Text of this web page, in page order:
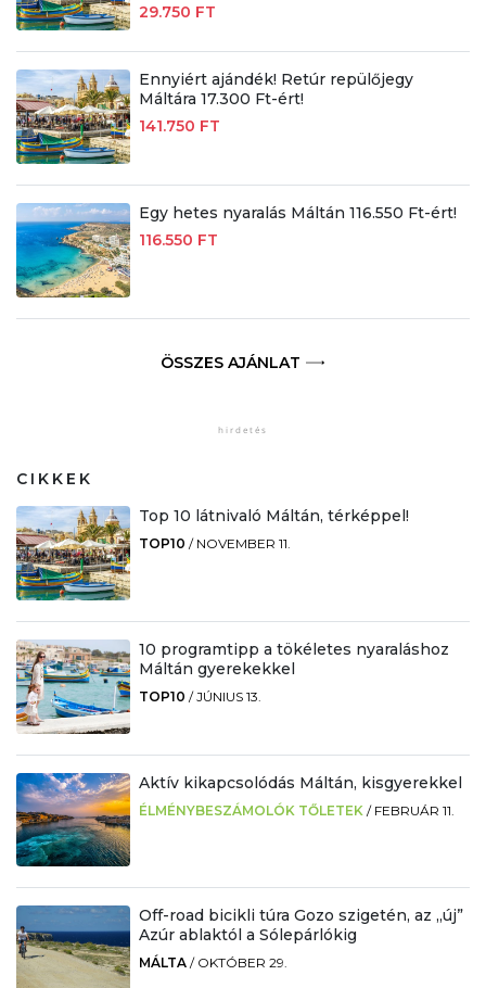
29.750 FT
Ennyiért ajándék! Retúr repülőjegy
Máltára 17.300 Ft-ért!
141.750 FT
Egy hetes nyaralás Máltán 116.550 Ft-ért!
116.550 FT
ÖSSZES AJÁNLAT
CIKKEK
Top 10 látnivaló Máltán, térképpel!
TOP10 / NOVEMBER 11.
10 programtipp a tökéletes nyaraláshoz
Máltán gyerekekkel
TOP10 /JÚNIUS 13.
Aktív kikapcsolódás Máltán, kisgyerekkel
ÉLMÉNYBESZÁMOLÓK TŐLETEK / FEBRUÁR 11.
Off-road bicikli túra Gozo szigetén, az „új”
Azúr ablaktól a Sólepárlókig
MÁLTA / OKTÓBER 29.